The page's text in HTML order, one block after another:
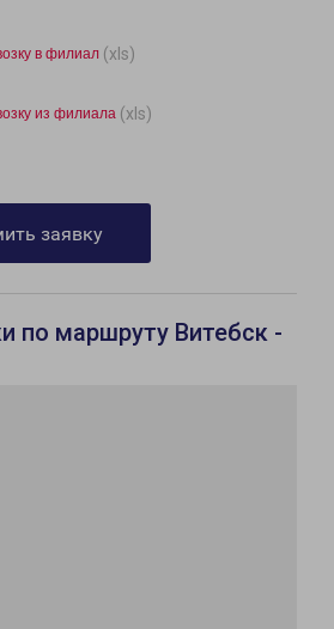
в филиал (xls)
из филиала (xls)
заявку
по маршруту Витебск -